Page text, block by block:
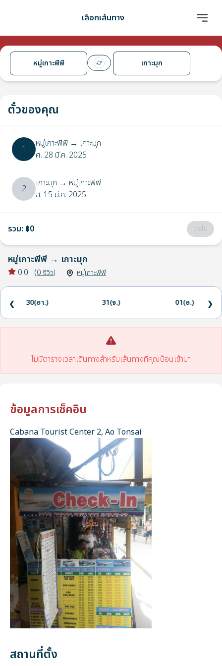
เลือกเส้นทาง
หมู่เกาะพีพี เกาะมุก
ตั๋วของคุณ
1 หมู่เกาะพีพี → เกาะมุก
ศ. 28 มี.ค. 2025
2 เกาะมุก → หมู่เกาะพีพี
ส. 15 มี.ค. 2025
รวม: ฿0 ต่อไป
หมู่เกาะพีพี → เกาะมุก
0.0 (0 รีวิว) หมู่เกาะพีพี
30(อา.) 31(จ.) 01(อ.)
❮ ❯
ไม่มีตารางเวลาเดินทางสำหรับเส้นทางที่คุณป้อนเข้ามา
ข้อมูลการเช็คอิน
Cabana Tourist Center 2, Ao Tonsai
สถานที่ตั้ง